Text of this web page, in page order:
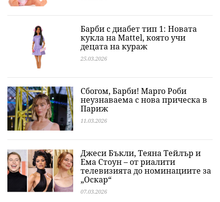
Барби с диабет тип 1: Новата
кукла на Mattel, която учи
децата на кураж
25.03.2026
Сбогом, Барби! Марго Роби
неузнаваема с нова прическа в
Париж
11.03.2026
Джеси Бъкли, Теяна Тейлър и
Ема Стоун – от риалити
телевизията до номинациите за
„Оскар“
07.03.2026